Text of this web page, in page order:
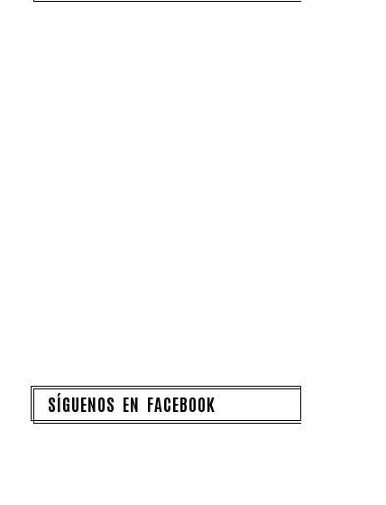
SÍGUENOS EN FACEBOOK